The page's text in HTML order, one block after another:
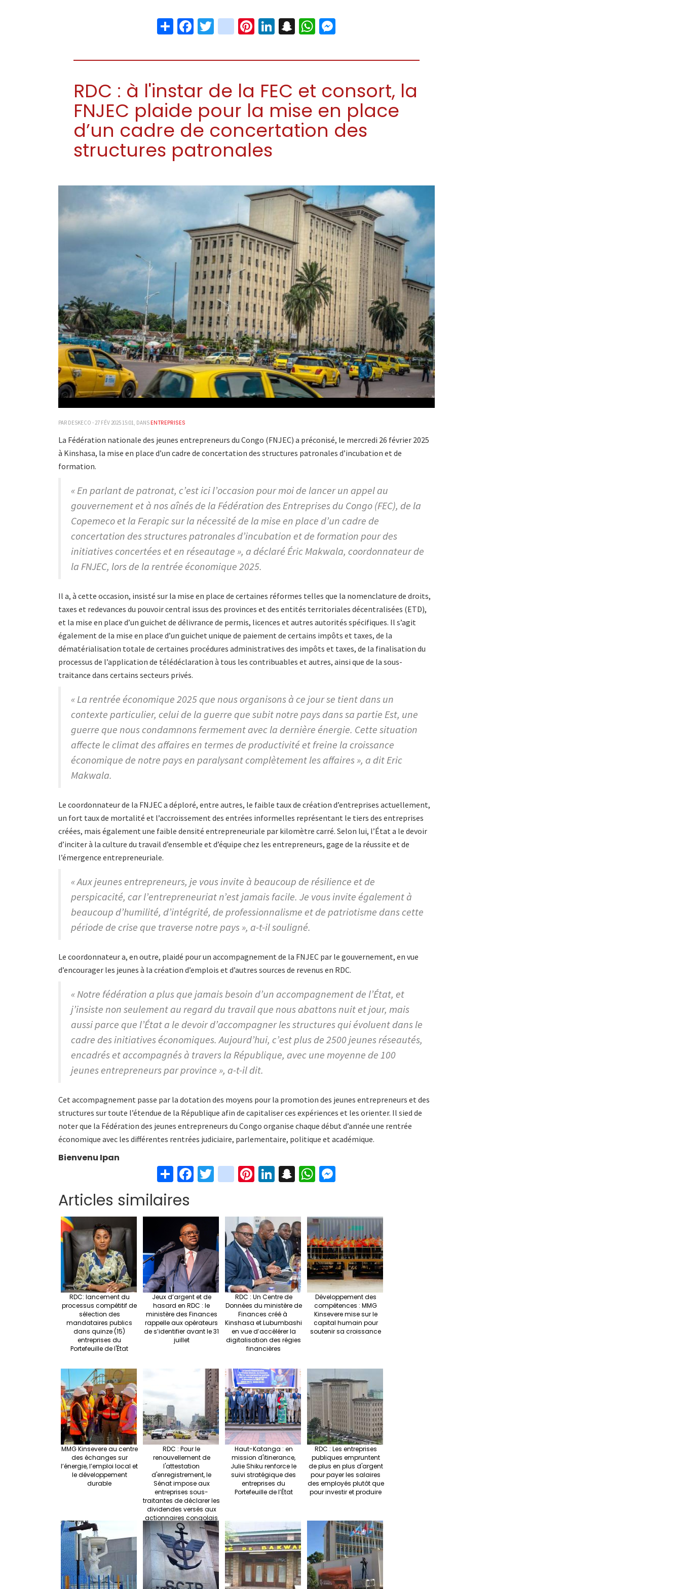
ShareFacebook
Twitter
instagram
Pinterest
LinkedIn
Snapchat
WhatsApp
RDC : à l'instar de la FEC et consort, la
FNJEC plaide pour la mise en place
d’un cadre de concertation des
structures patronales
PAR DESKECO - 27 FÉV 2025 15:01, DANS ENTREPRISES
La Fédération nationale des jeunes entrepreneurs du Congo (FNJEC) a préconisé, le mercredi 26 février 2025
à Kinshasa, la mise en place d’un cadre de concertation des structures patronales d’incubation et de
formation.
« En parlant de patronat, c’est ici l’occasion pour moi de lancer un appel au
gouvernement et à nos aînés de la Fédération des Entreprises du Congo (FEC), de la
Copemeco et la Ferapic sur la nécessité de la mise en place d’un cadre de
concertation des structures patronales d’incubation et de formation pour des
initiatives concertées et en réseautage », a déclaré Éric Makwala, coordonnateur de
la FNJEC, lors de la rentrée économique 2025.
Il a, à cette occasion, insisté sur la mise en place de certaines réformes telles que la nomenclature de droits,
taxes et redevances du pouvoir central issus des provinces et des entités territoriales décentralisées (ETD),
et la mise en place d’un guichet de délivrance de permis, licences et autres autorités spécifiques. Il s’agit
également de la mise en place d’un guichet unique de paiement de certains impôts et taxes, de la
dématérialisation totale de certaines procédures administratives des impôts et taxes, de la finalisation du
processus de l’application de télédéclaration à tous les contribuables et autres, ainsi que de la sous-
traitance dans certains secteurs privés.
« La rentrée économique 2025 que nous organisons à ce jour se tient dans un
contexte particulier, celui de la guerre que subit notre pays dans sa partie Est, une
guerre que nous condamnons fermement avec la dernière énergie. Cette situation
affecte le climat des affaires en termes de productivité et freine la croissance
économique de notre pays en paralysant complètement les affaires », a dit Eric
Makwala.
Le coordonnateur de la FNJEC a déploré, entre autres, le faible taux de création d’entreprises actuellement,
un fort taux de mortalité et l’accroissement des entrées informelles représentant le tiers des entreprises
créées, mais également une faible densité entrepreneuriale par kilomètre carré. Selon lui, l’État a le devoir
d’inciter à la culture du travail d’ensemble et d’équipe chez les entrepreneurs, gage de la réussite et de
l’émergence entrepreneuriale.
« Aux jeunes entrepreneurs, je vous invite à beaucoup de résilience et de
perspicacité, car l’entrepreneuriat n’est jamais facile. Je vous invite également à
beaucoup d’humilité, d’intégrité, de professionnalisme et de patriotisme dans cette
période de crise que traverse notre pays », a-t-il souligné.
Le coordonnateur a, en outre, plaidé pour un accompagnement de la FNJEC par le gouvernement, en vue
d’encourager les jeunes à la création d’emplois et d’autres sources de revenus en RDC.
« Notre fédération a plus que jamais besoin d’un accompagnement de l’État, et
j’insiste non seulement au regard du travail que nous abattons nuit et jour, mais
aussi parce que l’État a le devoir d’accompagner les structures qui évoluent dans le
cadre des initiatives économiques. Aujourd’hui, c’est plus de 2500 jeunes réseautés,
encadrés et accompagnés à travers la République, avec une moyenne de 100
jeunes entrepreneurs par province », a-t-il dit.
Cet accompagnement passe par la dotation des moyens pour la promotion des jeunes entrepreneurs et des
structures sur toute l’étendue de la République afin de capitaliser ces expériences et les orienter. Il sied de
noter que la Fédération des jeunes entrepreneurs du Congo organise chaque début d’année une rentrée
économique avec les différentes rentrées judiciaire, parlementaire, politique et académique.
Bienvenu Ipan
S
h
ar
e
Fa
ce
o
o
k
T
wi
er
in
st
ra
m
Pi
nt
es
t
Li
n
dI
n
S
n
pc
h
at
W
h
sA
p
p
n
ge
r
Articles similaires
RDC: lancement du
processus compétitif de
sélection des
mandataires publics
dans quinze (15)
entreprises du
Portefeuille de l'État
Jeux d’argent et de
hasard en RDC : le
ministère des Finances
rappelle aux opérateurs
de s’identifier avant le 31
juillet
RDC : Un Centre de
Données du ministère de
Finances créé à
Kinshasa et Lubumbashi
en vue d’accélérer la
digitalisation des régies
financières
Développement des
compétences : MMG
Kinsevere mise sur le
capital humain pour
soutenir sa croissance
MMG Kinsevere au centre
des échanges sur
l’énergie, l’emploi local et
le développement
durable
RDC : Pour le
renouvellement de
l'attestation
d'enregistrement, le
Sénat impose aux
entreprises sous-
traitantes de déclarer les
dividendes versés aux
actionnaires congolais
détenant 51 % des parts
Haut-Katanga : en
mission d'itinerance,
Julie Shiku renforce le
suivi stratégique des
entreprises du
Portefeuille de l’État
RDC : Les entreprises
publiques empruntent
de plus en plus d'argent
pour payer les salaires
des employés plutôt que
pour investir et produire